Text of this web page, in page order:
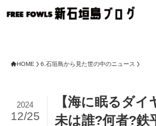
HOME 6.石垣島から見た世の中のニュース
【海に眠るダ
未は誰?何者?鉄
2024
12/25